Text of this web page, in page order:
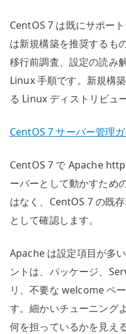
CentOS 7 は既にサポー
は新規構築を推奨するも
移行前調査、設定の読み
Linux 手順です。新規構
る Linux ディストリビュ
CentOS 7 サーバー管理
CentOS 7 で Apache
ーバーとして動かすため
はなく、CentOS 7 の既
として確認します。
Apache は設定項目が多
ントは、パッケージ、
リ、不要な welcome ペ
す。細かいチューニング
何を担っているかを見え